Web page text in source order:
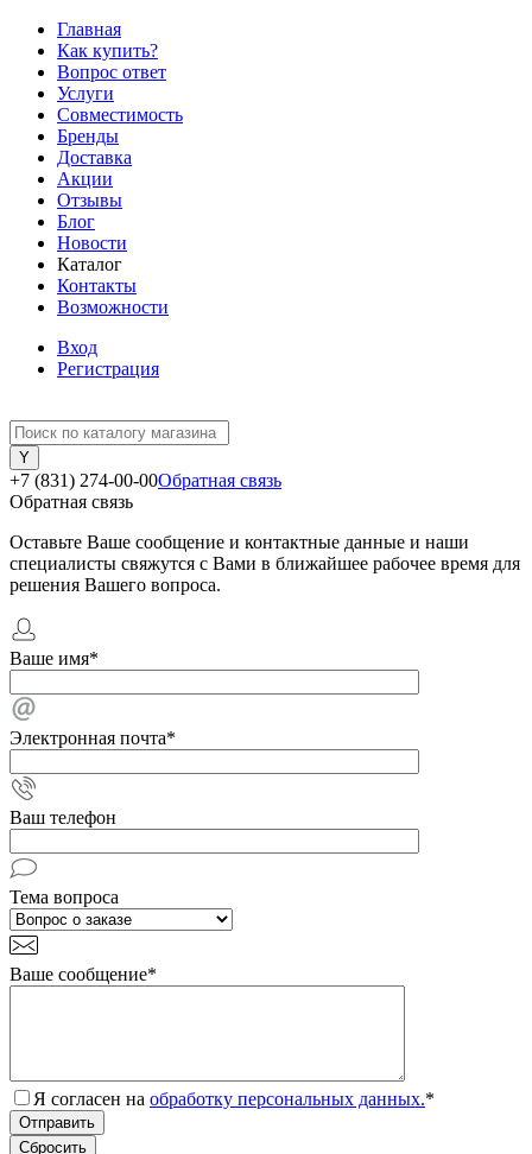
Главная
Как купить?
Вопрос ответ
Услуги
Совместимость
Бренды
Доставка
Акции
Отзывы
Блог
Новости
Каталог
Контакты
Возможности
Вход
Регистрация
+7 (831) 274-00-00Обратная связь
Обратная связь
Оставьте Ваше сообщение и контактные данные и наши
специалисты свяжутся с Вами в ближайшее рабочее время для
решения Вашего вопроса.
Ваше имя*
Электронная почта*
Ваш телефон
Тема вопроса
Ваше сообщение*
Я согласен на обработку персональных данных.*